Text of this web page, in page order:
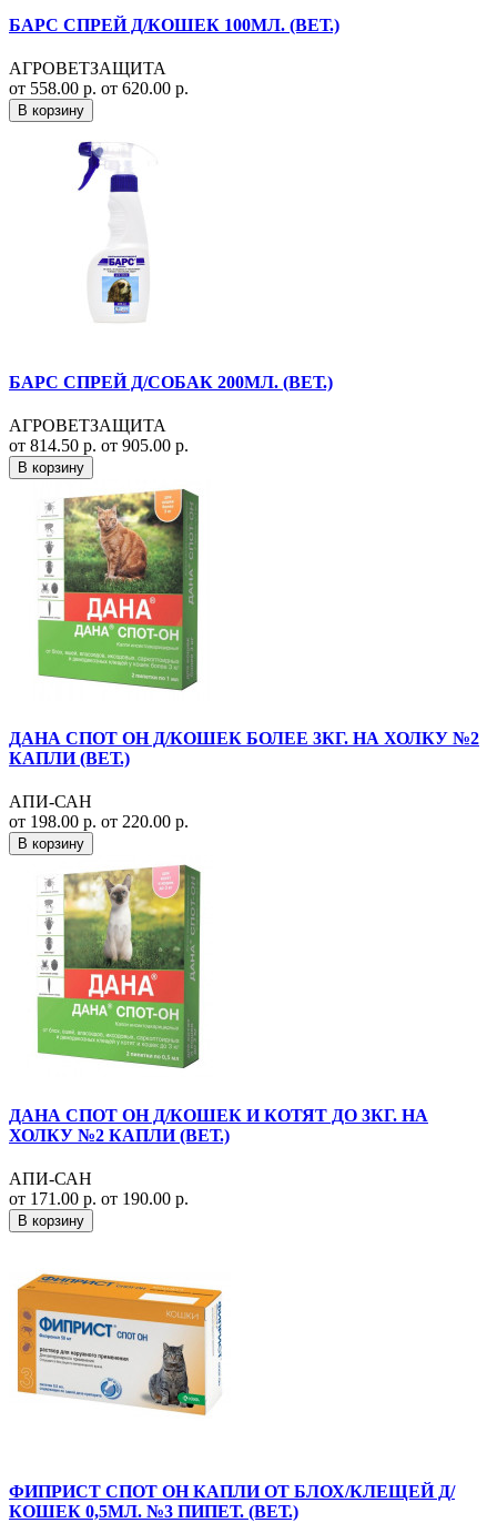
БАРС СПРЕЙ Д/КОШЕК 100МЛ. (ВЕТ.)
АГРОВЕТЗАЩИТА
от 558.00 р. от 620.00 р.
В корзину
БАРС СПРЕЙ Д/СОБАК 200МЛ. (ВЕТ.)
АГРОВЕТЗАЩИТА
от 814.50 р. от 905.00 р.
В корзину
ДАНА СПОТ ОН Д/КОШЕК БОЛЕЕ 3КГ. НА ХОЛКУ №2
КАПЛИ (ВЕТ.)
АПИ-САН
от 198.00 р. от 220.00 р.
В корзину
ДАНА СПОТ ОН Д/КОШЕК И КОТЯТ ДО 3КГ. НА
ХОЛКУ №2 КАПЛИ (ВЕТ.)
АПИ-САН
от 171.00 р. от 190.00 р.
В корзину
ФИПРИСТ СПОТ ОН КАПЛИ ОТ БЛОХ/КЛЕЩЕЙ Д/
КОШЕК 0,5МЛ. №3 ПИПЕТ. (ВЕТ.)